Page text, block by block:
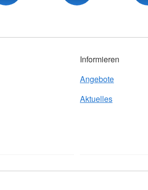
Informieren
Angebote
Aktuelles